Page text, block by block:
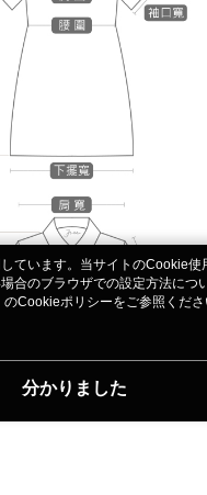
ています。当サイトのCookie使
合のブラウザでの設定方法につ
のCookieポリシーをご参照くだ
される場合、当社がサイト利用
分かりました